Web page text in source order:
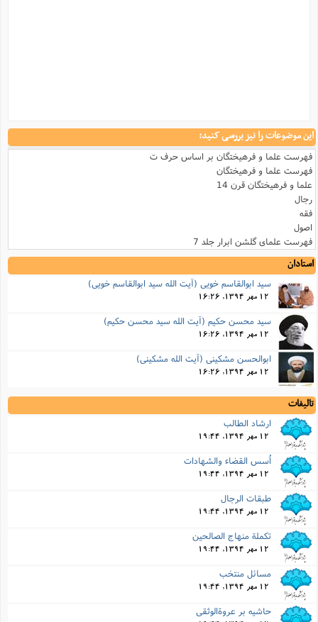
این موضوعات را نیز بررسی کنید:
فهرست علما و فرهیختگان بر اساس حرف ت
فهرست علما و فرهیختگان
علما و فرهیختگان قرن 14
رجال
فقه
اصول
فهرست علمای گلشن ابرار جلد 7
استادان
سید ابوالقاسم خویی (آیت الله سید ابوالقاسم خویی)
12 مهر 1394, 16:26
سید محسن حکیم (آیت الله سید محسن حکیم)
12 مهر 1394, 16:26
ابوالحسن مشکینی (آیت الله مشکینی)
12 مهر 1394, 16:26
تالیفات
ارشاد الطالب
12 مهر 1394, 19:44
اُسس القضاء والشهادات
12 مهر 1394, 19:44
طبقات الرجال
12 مهر 1394, 19:44
تکملة منهاج الصالحین
12 مهر 1394, 19:44
مسائل منتخب
12 مهر 1394, 19:44
حاشیه بر عروةالوثقى